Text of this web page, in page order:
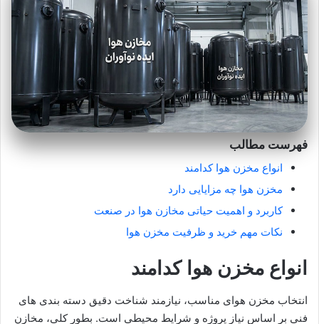
فهرست مطالب
انواع مخزن هوا کدامند
مخزن هوا چه مزایایی دارد
کاربرد و اهمیت حیاتی مخازن هوا در صنعت
نکات مهم خرید و ظرفیت مخزن هوا
انواع مخزن هوا کدامند
انتخاب مخزن هوای مناسب، نیازمند شناخت دقیق دسته‌ بندی‌ های
فنی بر اساس نیاز پروژه و شرایط محیطی است. بطور کلی، مخازن